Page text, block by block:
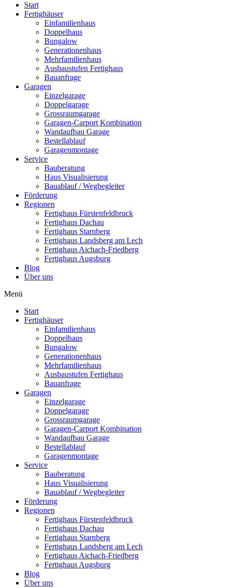
Start
Fertighäuser
Einfamilienhaus
Doppelhaus
Bungalow
Generationenhaus
Mehrfamilienhaus
Ausbaustufen Fertighaus
Bauanfrage
Garagen
Einzelgarage
Doppelgarage
Grossraumgarage
Garagen-Carport Kombination
Wandaufbau Garage
Bestellablauf
Garagenmontage
Service
Bauberatung
Haus Visualisierung
Bauablauf / Wegbegleiter
Förderung
Regionen
Fertighaus Fürstenfeldbruck
Fertighaus Dachau
Fertighaus Starnberg
Fertighaus Landsberg am Lech
Fertighaus Aichach-Friedberg
Fertighaus Augsburg
Blog
Über uns
Menü
Start
Fertighäuser
Einfamilienhaus
Doppelhaus
Bungalow
Generationenhaus
Mehrfamilienhaus
Ausbaustufen Fertighaus
Bauanfrage
Garagen
Einzelgarage
Doppelgarage
Grossraumgarage
Garagen-Carport Kombination
Wandaufbau Garage
Bestellablauf
Garagenmontage
Service
Bauberatung
Haus Visualisierung
Bauablauf / Wegbegleiter
Förderung
Regionen
Fertighaus Fürstenfeldbruck
Fertighaus Dachau
Fertighaus Starnberg
Fertighaus Landsberg am Lech
Fertighaus Aichach-Friedberg
Fertighaus Augsburg
Blog
Über uns